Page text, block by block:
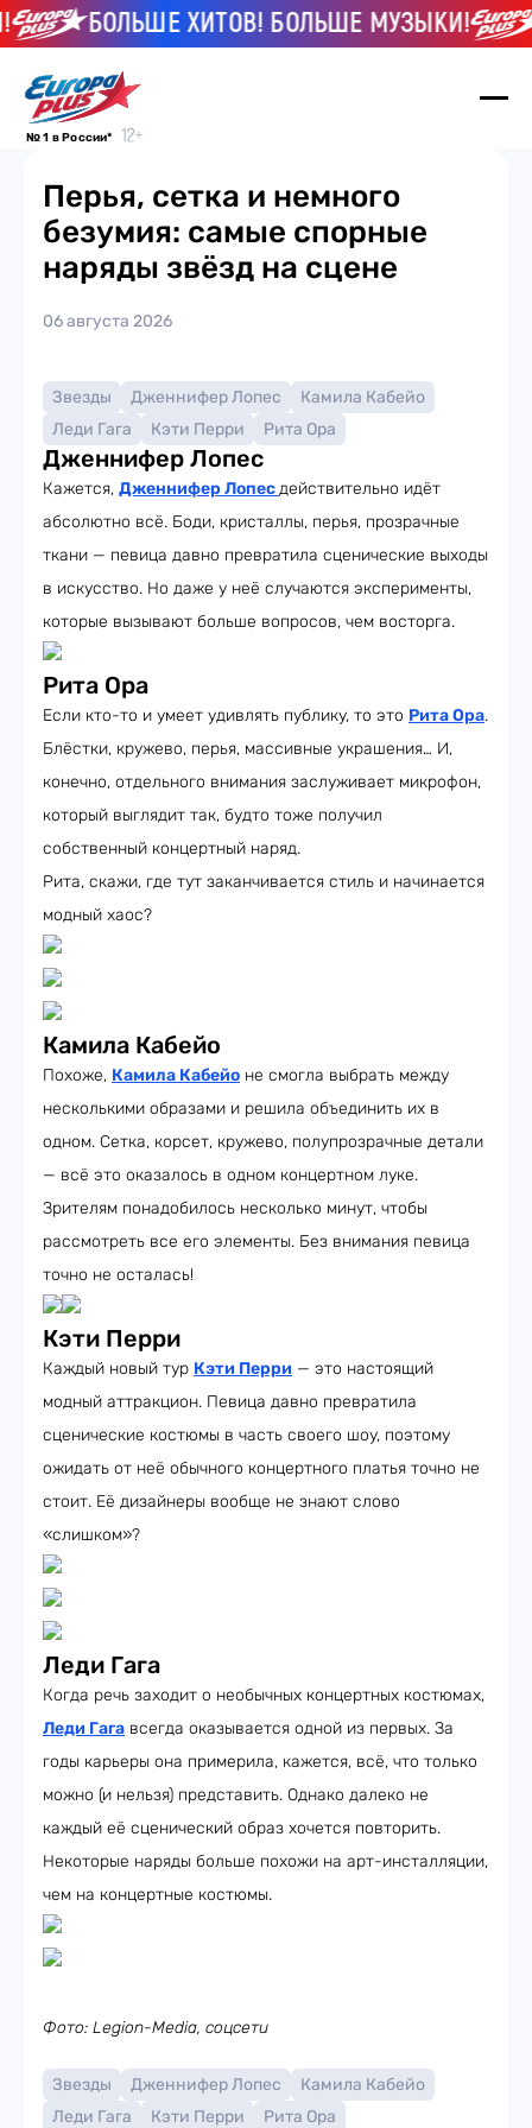
БОЛЬШЕ ХИТОВ! БОЛЬШЕ МУЗЫКИ!
№ 1 в России*
Перья, сетка и немного
безумия: самые спорные
наряды звёзд на сцене
06 августа 2026
Звезды Дженнифер Лопес
Камила Кабейо
Леди Гага
Кэти Перри Рита Ора
Дженнифер Лопес
Кажется, Дженнифер Лопесдействительно идёт
абсолютно всё. Боди, кристаллы, перья, прозрачные
ткани — певица давно превратила сценические выходы
в искусство. Но даже у неё случаются эксперименты,
которые вызывают больше вопросов, чем восторга.
Рита Ора
Если кто-то и умеет удивлять публику, то это Рита Ора.
Блёстки, кружево, перья, массивные украшения… И,
конечно, отдельного внимания заслуживает микрофон,
который выглядит так, будто тоже получил
собственный концертный наряд.
Рита, скажи, где тут заканчивается стиль и начинается
модный хаос?
Камила Кабейо
Похоже, Камила Кабейо не смогла выбрать между
несколькими образами и решила объединить их в
одном. Сетка, корсет, кружево, полупрозрачные детали
— всё это оказалось в одном концертном луке.
Зрителям понадобилось несколько минут, чтобы
рассмотреть все его элементы. Без внимания певица
точно не осталась!
Кэти Перри
Каждый новый тур Кэти Перри — это настоящий
модный аттракцион. Певица давно превратила
сценические костюмы в часть своего шоу, поэтому
ожидать от неё обычного концертного платья точно не
стоит. Её дизайнеры вообще не знают слово
«слишком»?
Леди Гага
Когда речь заходит о необычных концертных костюмах,
Леди Гага всегда оказывается одной из первых. За
годы карьеры она примерила, кажется, всё, что только
можно (и нельзя) представить. Однако далеко не
каждый её сценический образ хочется повторить.
Некоторые наряды больше похожи на арт-инсталляции,
чем на концертные костюмы.
Фото: Legion-Media, соцсети
Звезды Дженнифер Лопес
Камила Кабейо
Леди Гага
Кэти Перри Рита Ора